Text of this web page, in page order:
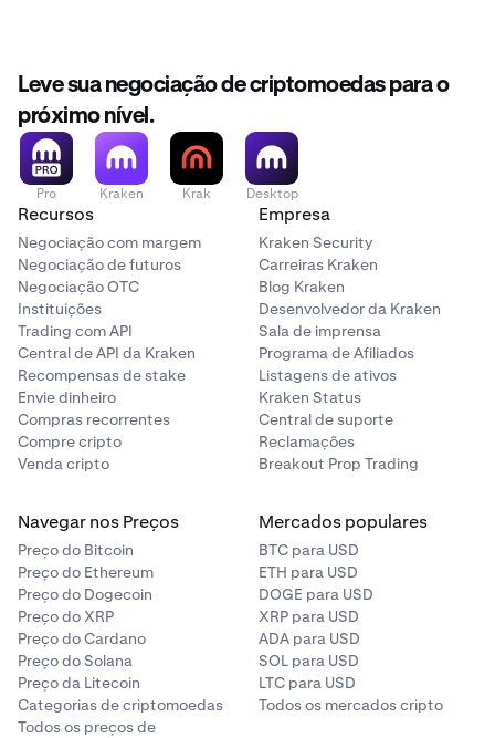
Leve sua negociação de criptomoedas para o
próximo nível.
Pro Kraken Krak Desktop
Recursos
Negociação com margem
Negociação de futuros
Negociação OTC
Instituições
Trading com API
Central de API da Kraken
Recompensas de stake
Envie dinheiro
Compras recorrentes
Compre cripto
Venda cripto
Empresa
Kraken Security
Carreiras Kraken
Blog Kraken
Desenvolvedor da Kraken
Sala de imprensa
Programa de Afiliados
Listagens de ativos
Kraken Status
Central de suporte
Reclamações
Breakout Prop Trading
Navegar nos Preços
Preço do Bitcoin
Preço do Ethereum
Preço do Dogecoin
Preço do XRP
Preço do Cardano
Preço do Solana
Preço da Litecoin
Categorias de criptomoedas
Todos os preços de
Mercados populares
BTC para USD
ETH para USD
DOGE para USD
XRP para USD
ADA para USD
SOL para USD
LTC para USD
Todos os mercados cripto